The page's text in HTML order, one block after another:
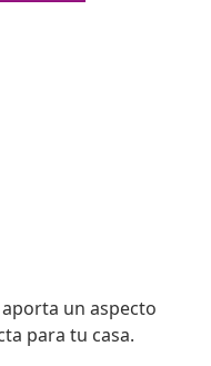
un aspecto
para tu casa.